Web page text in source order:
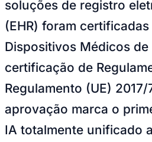
Dispositivos Médicos de
certificação de
Regulamento (UE) 2017/
aprovação marca o
IA totalmente unificado
certificação MDR Classe